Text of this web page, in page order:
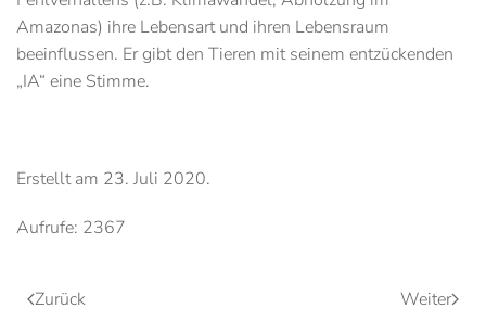
Amazonas) ihre Lebensart und ihren Lebensraum
beeinflussen. Er gibt den Tieren mit seinem entzückenden
„IA“ eine Stimme.
Erstellt am 23. Juli 2020.
Aufrufe: 2367
Zurück Weiter